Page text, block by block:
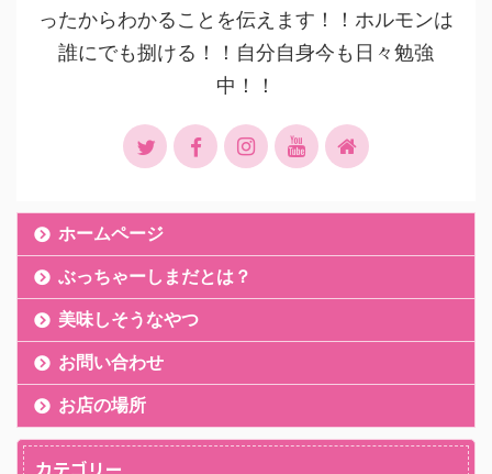
ったからわかることを伝えます！！ホルモンは
誰にでも捌ける！！自分自身今も日々勉強
中！！
ホームページ
ぶっちゃーしまだとは？
美味しそうなやつ
お問い合わせ
お店の場所